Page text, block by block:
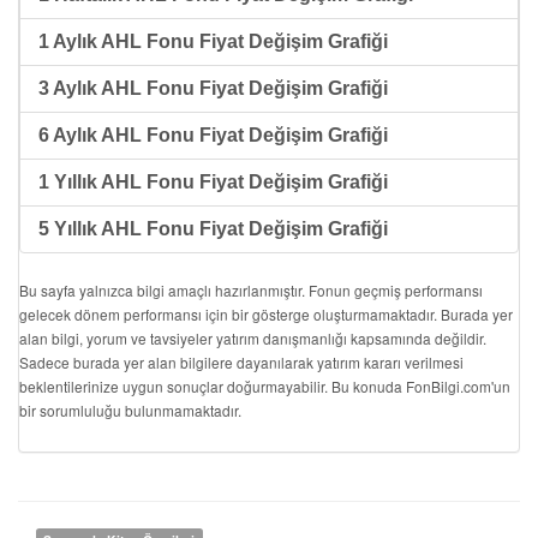
1 Aylık AHL Fonu Fiyat Değişim Grafiği
3 Aylık AHL Fonu Fiyat Değişim Grafiği
6 Aylık AHL Fonu Fiyat Değişim Grafiği
1 Yıllık AHL Fonu Fiyat Değişim Grafiği
5 Yıllık AHL Fonu Fiyat Değişim Grafiği
Bu sayfa yalnızca bilgi amaçlı hazırlanmıştır. Fonun geçmiş performansı
gelecek dönem performansı için bir gösterge oluşturmamaktadır. Burada yer
alan bilgi, yorum ve tavsiyeler yatırım danışmanlığı kapsamında değildir.
Sadece burada yer alan bilgilere dayanılarak yatırım kararı verilmesi
beklentilerinize uygun sonuçlar doğurmayabilir. Bu konuda FonBilgi.com'un
bir sorumluluğu bulunmamaktadır.